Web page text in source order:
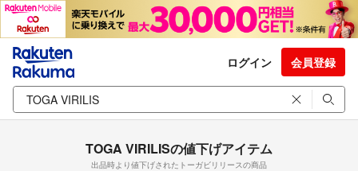
ログイン 会員登録
TOGA VIRILISの値下げアイテム
出品時より値下げされたトーガビリリースの商品